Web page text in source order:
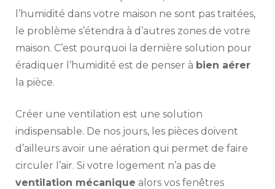
l’humidité dans votre maison ne sont pas traitées,
le problème s’étendra à d’autres zones de votre
maison. C’est pourquoi la dernière solution pour
éradiquer l’humidité est de penser à bien aérer
la pièce.
Créer une ventilation est une solution
indispensable. De nos jours, les pièces doivent
d’ailleurs avoir une aération qui permet de faire
circuler l’air. Si votre logement n’a pas de
ventilation mécanique alors vos fenêtres